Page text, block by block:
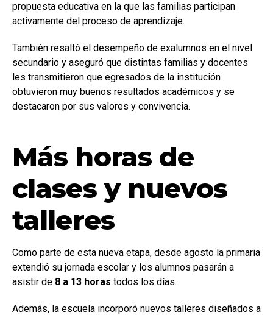
propuesta educativa en la que las familias participan
activamente del proceso de aprendizaje.
También resaltó el desempeño de exalumnos en el nivel
secundario y aseguró que distintas familias y docentes
les transmitieron que egresados de la institución
obtuvieron muy buenos resultados académicos y se
destacaron por sus valores y convivencia.
Más horas de
clases y nuevos
talleres
Como parte de esta nueva etapa, desde agosto la primaria
extendió su jornada escolar y los alumnos pasarán a
asistir de 8 a 13 horas todos los días.
Además, la escuela incorporó nuevos talleres diseñados a